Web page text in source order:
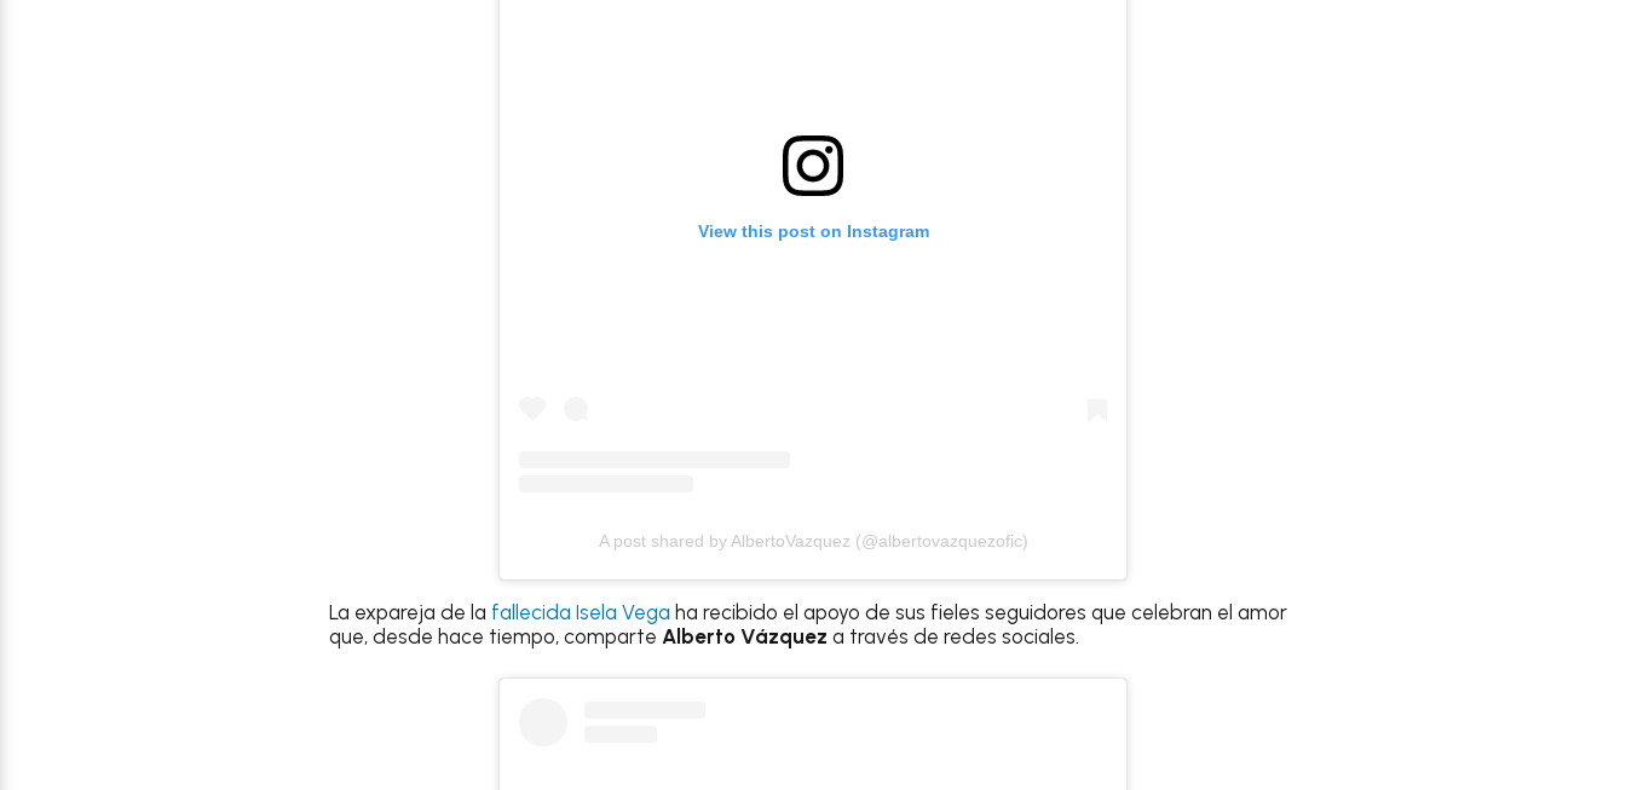
View this post on Instagram
A post shared by AlbertoVazquez (@albertovazquezofic)
La expareja de la fallecida Isela Vega ha recibido el apoyo de sus fieles seguidores que celebran el amor
que, desde hace tiempo, comparte Alberto Vázquez a través de redes sociales.